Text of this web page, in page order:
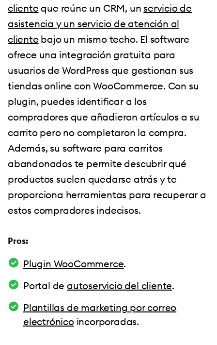
cliente que reúne un CRM, un servicio de
asistencia y un servicio de atención al
cliente bajo un mismo techo. El software
ofrece una integración gratuita para
usuarios de WordPress que gestionan sus
tiendas online con WooCommerce. Con su
plugin, puedes identificar a los
compradores que añadieron artículos a su
carrito pero no completaron la compra.
Además, su software para carritos
abandonados te permite descubrir qué
productos suelen quedarse atrás y te
proporciona herramientas para recuperar a
estos compradores indecisos.
Pros:
Plugin WooCommerce.
Portal deautoservicio del cliente.
Plantillas de marketing por correo
electrónicoincorporadas.